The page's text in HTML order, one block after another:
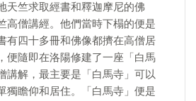
天竺求取經書和釋迦摩尼的佛
高僧講經。他們當時下榻的便是
有四十多冊和佛像都擠在高僧居
便隨即在洛陽修建了一座「白馬
講解，最主要是「白馬寺」可以
獨瞻仰和居住。「白馬寺」便是